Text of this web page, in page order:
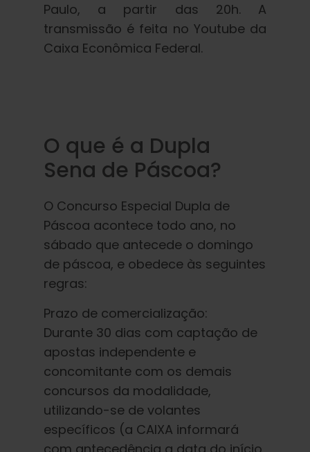
Paulo, a partir das 20h. A
transmissão é feita no Youtube da
Caixa Econômica Federal.
O que é a Dupla
Sena de Páscoa?
O Concurso Especial Dupla de
Páscoa acontece todo ano, no
sábado que antecede o domingo
de páscoa, e obedece às seguintes
regras:
Prazo de comercialização:
Durante 30 dias com captação de
apostas independente e
concomitante com os demais
concursos da modalidade,
utilizando-se de volantes
específicos (a CAIXA informará